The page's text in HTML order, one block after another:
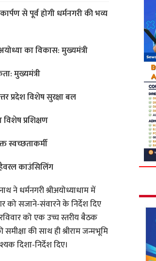
से पूर्व होगी धर्मनगरी की भव्य
का विकास: मुख्यमंत्री
मुख्यमंत्री
प्रदेश विशेष सुरक्षा बल
विशेष प्रशिक्षण
स्वच्छताकर्मी
काउंसिलिंग
ने धर्मनगरी श्रीअयोध्याधाम में
को सजाने-संवारने के निर्देश दिए
को एक उच्च स्तरीय बैठक
की साथ ही श्रीराम जन्मभूमि
दिशा-निर्देश दिए।